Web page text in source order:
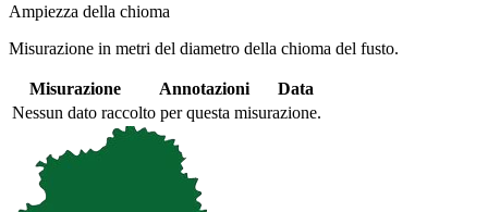
Ampiezza della chioma
Misurazione in metri del diametro della chioma del fusto.
Misurazione Annotazioni
Data
Nessun dato raccolto per questa misurazione.